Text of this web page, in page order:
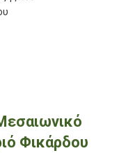
Φικάρδου